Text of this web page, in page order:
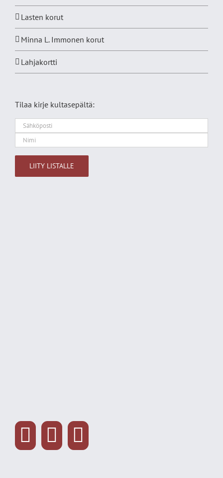
Lasten korut
Minna L. Immonen korut
Lahjakortti
Tilaa kirje kultasepältä: